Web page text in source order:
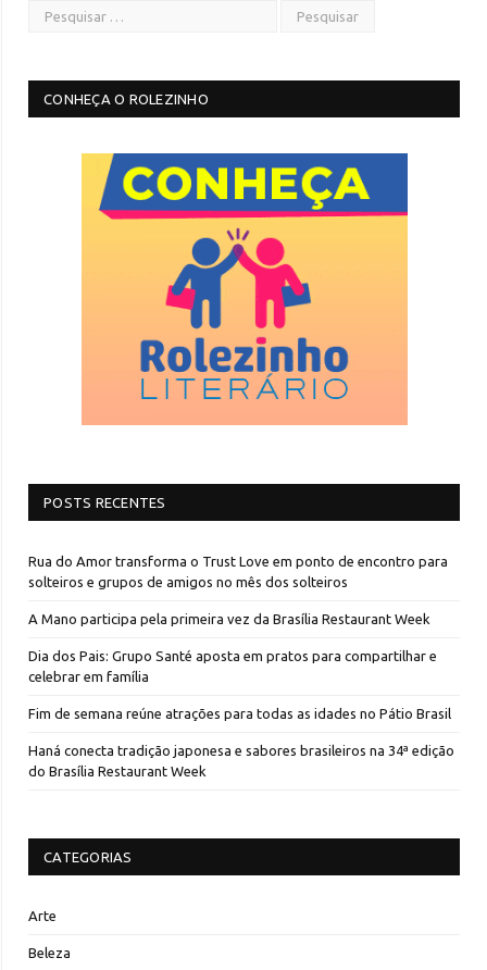
CONHEÇA O ROLEZINHO
POSTS RECENTES
Rua do Amor transforma o Trust Love em ponto de encontro para
solteiros e grupos de amigos no mês dos solteiros
A Mano participa pela primeira vez da Brasília Restaurant Week
Dia dos Pais: Grupo Santé aposta em pratos para compartilhar e
celebrar em família
Fim de semana reúne atrações para todas as idades no Pátio Brasil
Haná conecta tradição japonesa e sabores brasileiros na 34ª edição
do Brasília Restaurant Week
CATEGORIAS
Arte
Beleza